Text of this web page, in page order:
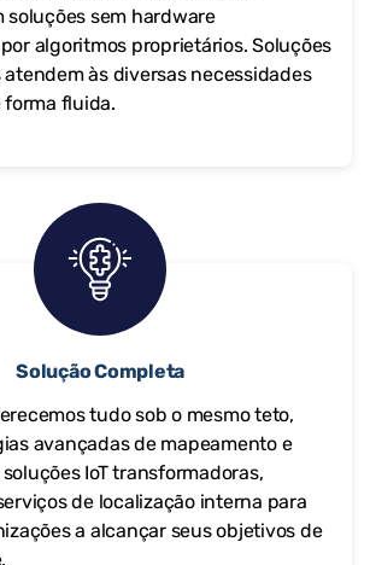
soluções sem hardware
algoritmos proprietários. Soluções
às diversas necessidades
fluida.
Solução Completa
tudo sob o mesmo teto,
avançadas de mapeamento e
IoT transformadoras,
de localização interna para
a alcançar seus objetivos de